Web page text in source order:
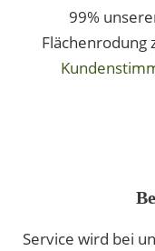
99%
Flächenrodung
Service wird bei